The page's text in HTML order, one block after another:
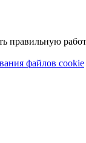
файлов cookie